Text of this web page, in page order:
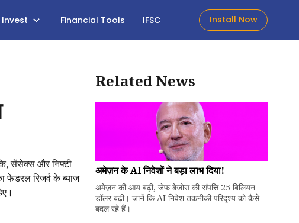
Financial Tools IFSC Install Now
सेंसेक्स और निफ्टी
फेडरल रिजर्व के ब्याज
Related News
अमेज़न के AI निवेशों ने बड़ा लाभ दिया!
अमेज़न की आय बढ़ी, जेफ बेजोस की संपत्ति 25 बिलियन
डॉलर बढ़ी। जानें कि AI निवेश तकनीकी परिदृश्य को कैसे
बदल रहे हैं।